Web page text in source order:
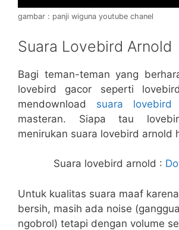
gambar : panji wiguna youtube chanel
Suara Lovebird Arnold
Bagi teman-teman yang
lovebird gacor seperti
mendownload suara lovebird
masteran. Siapa tau
menirukan suara lovebird arnold
Suara lovebird arnold :
Untuk kualitas suara maaf
bersih, masih ada noise
ngobrol) tetapi dengan volume